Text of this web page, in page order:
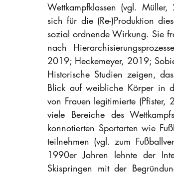
Wettkampfklassen (vgl.
sich für die (Re-)Produktion
sozial ordnende Wirkung. Sie
nach
2019; Heckemeyer, 2019;
Historische Studien zeigen,
Blick auf weibliche Körper in
von Frauen legitimierte
viele Bereiche des
konnotierten Sportarten wie
teilnehmen (vgl. zum
1990er Jahren lehnte der
Skispringen mit der